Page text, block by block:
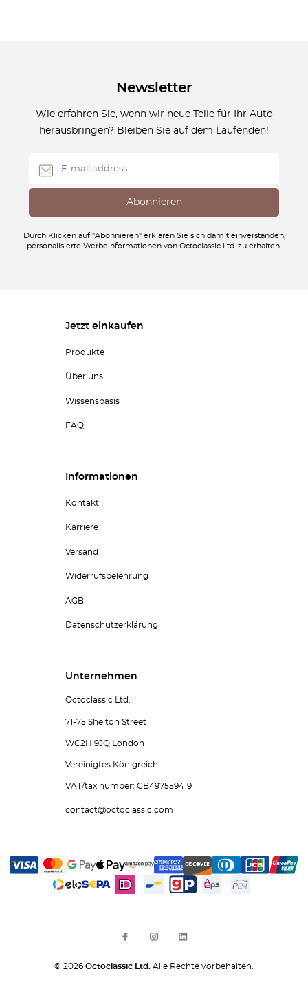
Newsletter
Wie erfahren Sie, wenn wir neue Teile für Ihr Auto
herausbringen? Bleiben Sie auf dem Laufenden!
Durch Klicken auf "Abonnieren" erklären Sie sich damit einverstanden,
personalisierte Werbeinformationen von Octoclassic Ltd. zu erhalten.
Jetzt einkaufen
Produkte
Über uns
Wissensbasis
FAQ
Informationen
Kontakt
Karriere
Versand
Widerrufsbelehrung
AGB
Datenschutzerklärung
Unternehmen
Octoclassic Ltd.
71-75 Shelton Street
WC2H 9JQ London
Vereinigtes Königreich
VAT/tax number: GB497559419
contact@octoclassic.com
© 2026 Octoclassic Ltd. Alle Rechte vorbehalten.